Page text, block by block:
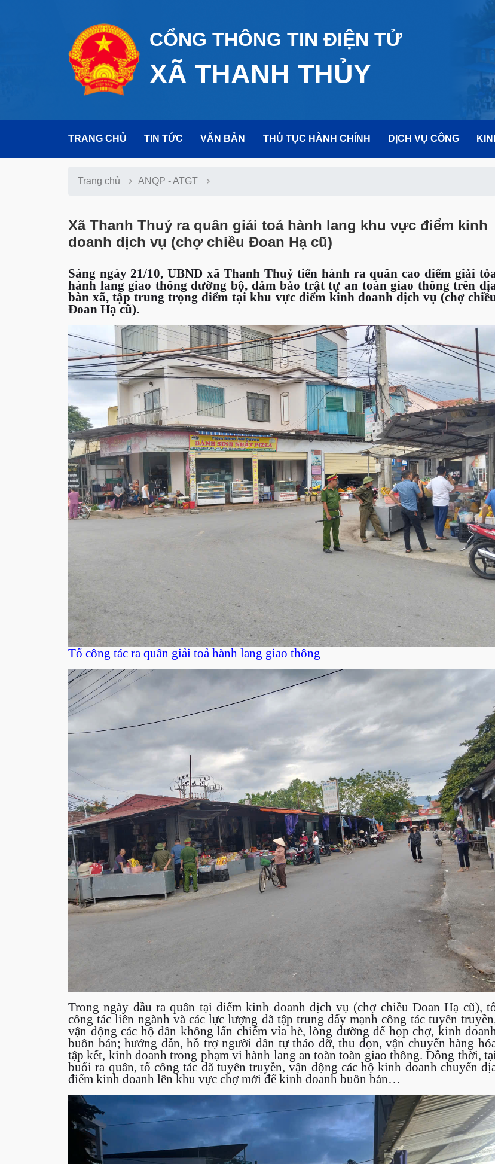
CỔNG THÔNG TIN ĐIỆN TỬ
XÃ THANH THỦY
TRANG CHỦ TIN TỨC VĂN BẢN THỦ TỤC HÀNH CHÍNH DỊCH VỤ CÔNG
Trang chủ ANQP - ATGT
Xã Thanh Thuỷ ra quân giải toả hành lang khu vực điểm kinh
doanh dịch vụ (chợ chiều Đoan Hạ cũ)
Sáng ngày 21/10, UBND xã Thanh Thuỷ tiến hành ra quân cao điểm giải
hành lang giao thông đường bộ, đảm bảo trật tự an toàn giao thông trên
bàn xã, tập trung trọng điểm tại khu vực điểm kinh doanh dịch vụ (chợ
Đoan Hạ cũ).
Tổ công tác ra quân giải toả hành lang giao thông
Trong ngày đầu ra quân tại điểm kinh doanh dịch vụ (chợ chiều Đoan Hạ cũ),
công tác liên ngành và các lực lượng đã tập trung đẩy mạnh công tác tuyên
vận động các hộ dân không lấn chiếm vỉa hè, lòng đường để họp chợ, kinh doanh
buôn bán; hướng dẫn, hỗ trợ người dân tự tháo dỡ, thu dọn, vận chuyển hàng
tập kết, kinh doanh trong phạm vi hành lang an toàn toàn giao thông. Đồng thời, tại
buổi ra quân, tổ công tác đã tuyên truyền, vận động các hộ kinh doanh chuyển
điểm kinh doanh lên khu vực chợ mới để kinh doanh buôn bán…